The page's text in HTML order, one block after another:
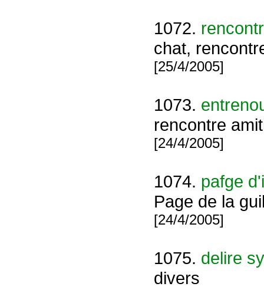
1072.
chat,
[25/4/2005]
1073.
rencontre
[24/4/2005]
1074. pafge
Page de la
[24/4/2005]
1075. delire
divers